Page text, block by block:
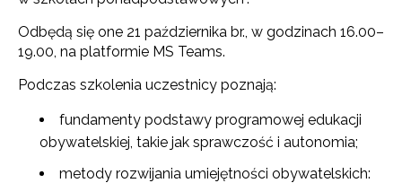
Odbędą się one 21 października br., w godzinach 16.00–
19.00, na platformie MS Teams.
Podczas szkolenia uczestnicy poznają:
fundamenty podstawy programowej edukacji
obywatelskiej, takie jak sprawczość i autonomia;
metody rozwijania umiejętności obywatelskich: